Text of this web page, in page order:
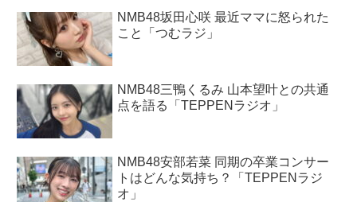
NMB48坂田心咲 最近ママに怒られた
こと「つむラジ」
NMB48三鴨くるみ 山本望叶との共通
点を語る「TEPPENラジオ」
NMB48安部若菜 同期の卒業コンサー
トはどんな気持ち？「TEPPENラジ
オ」